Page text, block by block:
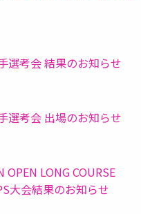
選考会 結果のお知らせ
選考会 出場のお知らせ
OPEN LONG COURSE
大会結果のお知らせ